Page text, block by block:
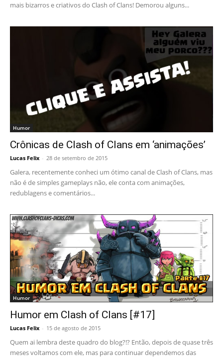
mais bizarros e criativos do Clash of Clans! Demorou alguns...
Humor
Crônicas de Clash of Clans em ‘animações’
Lucas Felix - 28 de setembro de 2015
Galera, recentemente conheci um ótimo canal de Clash of Clans, mas
não é de simples gameplays não, ele conta com animações,
redublagens e comentários...
Humor
Humor em Clash of Clans [#17]
Lucas Felix - 15 de agosto de 2015
Quem ai lembra deste quadro do blog?!? Então, depois de quase três
meses voltamos com ele, mas para continuar dependemos das